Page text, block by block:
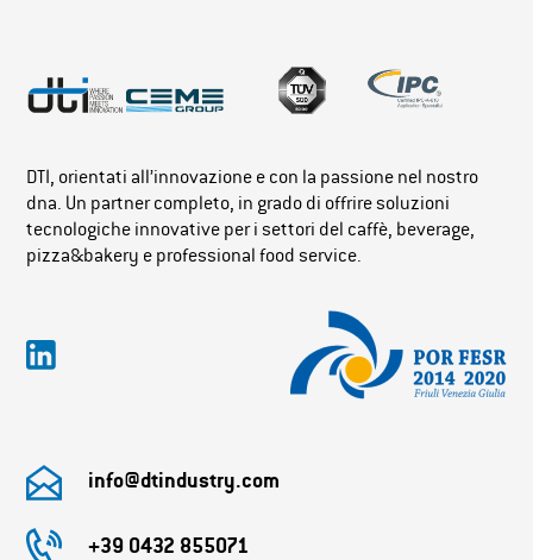
DTI, orientati all’innovazione e con la passione nel nostro
dna. Un partner completo, in grado di offrire soluzioni
tecnologiche innovative per i settori del caffè, beverage,
pizza&bakery e professional food service.
info@dtindustry.com
+39 0432 855071